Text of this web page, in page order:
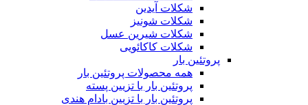
شکلات آیدین
شکلات شونیز
شکلات شیرین عسل
شکلات کاکائویی
پروتئین بار
همه محصولات پروتئین بار
پروتئین بار با تزیین پسته
پروتئین بار با تزیین بادام هندی